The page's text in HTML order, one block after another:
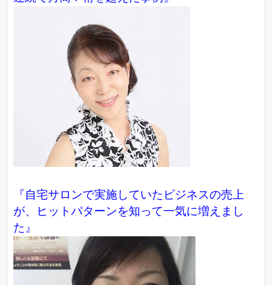
『自宅サロンで実施していたビジネスの売上
が、ヒットパターンを知って一気に増えまし
た』